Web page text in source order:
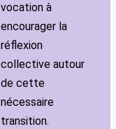
vocation à
encourager la
réflexion
collective autour
de cette
nécessaire
transition.